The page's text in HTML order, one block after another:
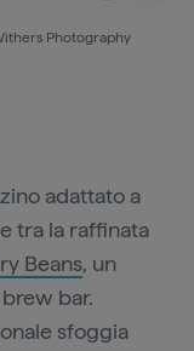
Photography
adattato a
tra la raffinata
Beans, un
bar.
sfoggia